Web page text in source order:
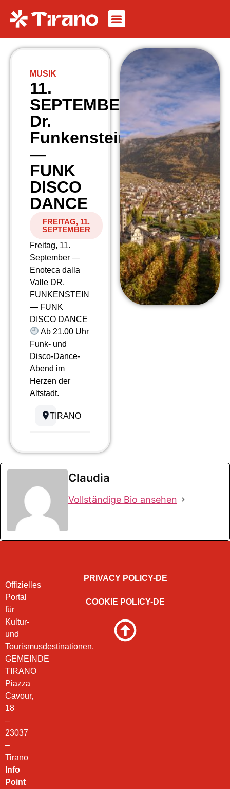
MUSIK
11.
SEPTEMBER
Dr.
Funkenstein
—
FUNK
DISCO
DANCE
FREITAG, 11.
SEPTEMBER
Freitag, 11.
September —
Enoteca dalla
Valle DR.
FUNKENSTEIN
— FUNK
DISCO DANCE
Ab 21.00 Uhr
Funk- und
Disco-Dance-
Abend im
Herzen der
Altstadt.
TIRANO
Claudia
Vollständige Bio ansehen
Offizielles
Portal
für
Kultur-
und
Tourismusdestinationen.
GEMEINDE
TIRANO
Piazza
Cavour,
18
–
23037
–
Tirano
Info
Point
PRIVACY POLICY-DE
COOKIE POLICY-DE